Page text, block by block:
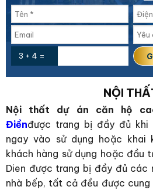
3 + 4 =
NỘI
Nội thất dự án căn hộ
Điềnđược trang bị đầy đủ
ngay vào sử dụng hoặc
khách hàng sử dụng hoặc đầu
Dien được trang bị đầy đủ
nhà bếp, tất cả đều được